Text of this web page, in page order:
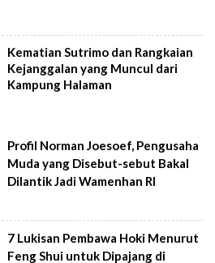
Kematian Sutrimo dan Rangkaian
Kejanggalan yang Muncul dari
Kampung Halaman
Profil Norman Joesoef, Pengusaha
Muda yang Disebut-sebut Bakal
Dilantik Jadi Wamenhan RI
7 Lukisan Pembawa Hoki Menurut
Feng Shui untuk Dipajang di